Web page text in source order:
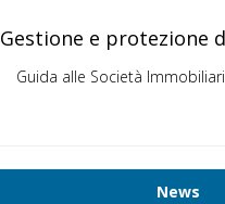
Gestione e protezione
Guida alle Società Immobiliari
News